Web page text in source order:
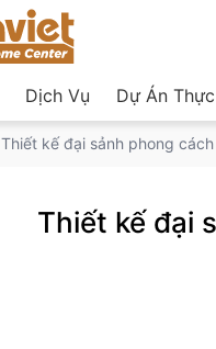
Dịch Vụ Dự Án
Thiết kế đại sảnh phong
Thiết kế đại